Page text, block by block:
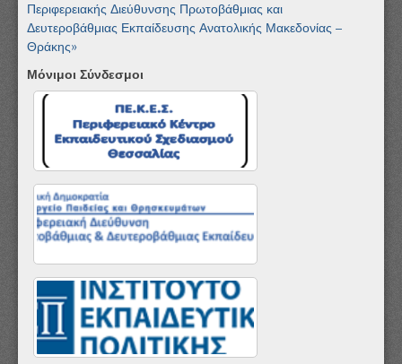
Περιφερειακής Διεύθυνσης Πρωτοβάθμιας και
Δευτεροβάθμιας Εκπαίδευσης Ανατολικής Μακεδονίας –
Θράκης»
Μόνιμοι Σύνδεσμοι